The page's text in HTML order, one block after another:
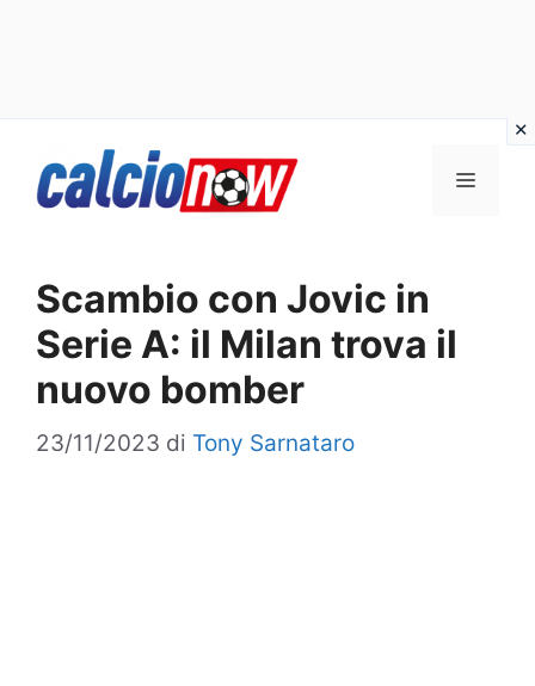
Menu
Scambio con Jovic in
Serie A: il Milan trova il
nuovo bomber
23/11/2023 di Tony Sarnataro